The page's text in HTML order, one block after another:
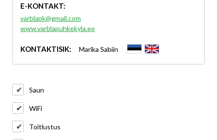
E-KONTAKT:
varblapk@gmail.com
www.varblapuhkekyla.ee
KONTAKTISIK: Marika Sabiin
Saun
WiFi
Toitlustus